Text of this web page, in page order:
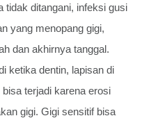
tidak ditangani, infeksi gusi
yang menopang gigi,
dan akhirnya tanggal.
ketika dentin, lapisan di
terjadi karena erosi
gigi. Gigi sensitif bisa